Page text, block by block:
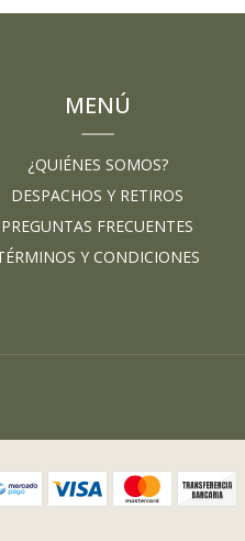
MENÚ
¿QUIÉNES SOMOS?
DESPACHOS Y RETIROS
PREGUNTAS FRECUENTES
Y CONDICIONES